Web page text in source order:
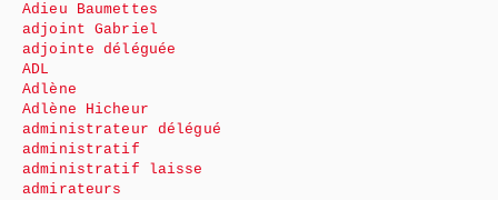
Adieu Baumettes
adjoint Gabriel
adjointe déléguée
ADL
Adlène
Adlène Hicheur
administrateur délégué
administratif
administratif laisse
admirateurs